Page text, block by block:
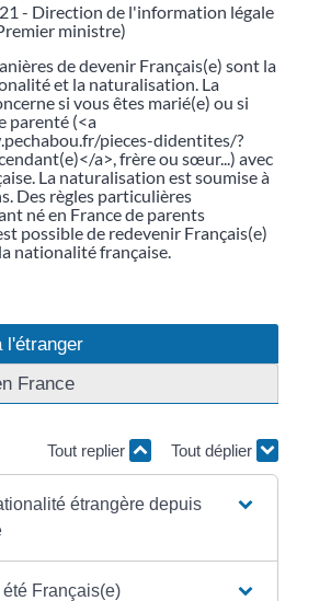
- Direction de l'information légale
ministre)
de devenir Français(e) sont la
et la naturalisation. La
si vous êtes marié(e) ou si
parenté (<a
pieces-didentites/?
a>, frère ou sœur...) avec
La naturalisation est soumise à
Des règles particulières
né en France de parents
possible de redevenir Français(e)
nationalité française.
l'étranger
France
Tout replier Tout déplier
étrangère depuis
Français(e)